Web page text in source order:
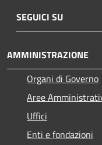
SEGUICI SU
AMMINISTRAZIONE
Organi di Governo
Aree
Uffici
Enti e fondazioni